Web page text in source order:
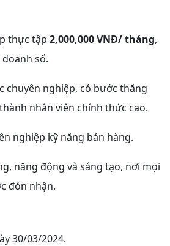
thực tập 2,000,000 VNĐ/ tháng,
số.
chuyên nghiệp, có bước thăng
nhân viên chính thức cao.
nghiệp kỹ năng bán hàng.
năng động và sáng tạo, nơi mọi
đón nhận.
30/03/2024.